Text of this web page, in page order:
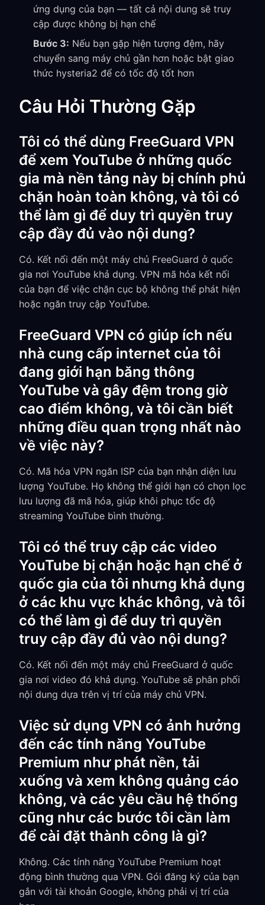
ứng dụng của bạn — tất cả nội dung sẽ truy
cập được không bị hạn chế
Bước 3: Nếu bạn gặp hiện tượng đệm, hãy
chuyển sang máy chủ gần hơn hoặc bật giao
thức hysteria2 để có tốc độ tốt hơn
Câu Hỏi Thường Gặp
Tôi có thể dùng FreeGuard VPN
để xem YouTube ở những quốc
gia mà nền tảng này bị chính phủ
chặn hoàn toàn không, và tôi có
thể làm gì để duy trì quyền truy
cập đầy đủ vào nội dung?
Có. Kết nối đến một máy chủ FreeGuard ở quốc
gia nơi YouTube khả dụng. VPN mã hóa kết nối
của bạn để việc chặn cục bộ không thể phát hiện
hoặc ngăn truy cập YouTube.
FreeGuard VPN có giúp ích nếu
nhà cung cấp internet của tôi
đang giới hạn băng thông
YouTube và gây đệm trong giờ
cao điểm không, và tôi cần biết
những điều quan trọng nhất nào
về việc này?
Có. Mã hóa VPN ngăn ISP của bạn nhận diện lưu
lượng YouTube. Họ không thể giới hạn có chọn lọc
lưu lượng đã mã hóa, giúp khôi phục tốc độ
streaming YouTube bình thường.
Tôi có thể truy cập các video
YouTube bị chặn hoặc hạn chế ở
quốc gia của tôi nhưng khả dụng
ở các khu vực khác không, và tôi
có thể làm gì để duy trì quyền
truy cập đầy đủ vào nội dung?
Có. Kết nối đến một máy chủ FreeGuard ở quốc
gia nơi video đó khả dụng. YouTube sẽ phân phối
nội dung dựa trên vị trí của máy chủ VPN.
Việc sử dụng VPN có ảnh hưởng
đến các tính năng YouTube
Premium như phát nền, tải
xuống và xem không quảng cáo
không, và các yêu cầu hệ thống
cũng như các bước tôi cần làm
để cài đặt thành công là gì?
Không. Các tính năng YouTube Premium hoạt
động bình thường qua VPN. Gói đăng ký của bạn
gắn với tài khoản Google, không phải vị trí của